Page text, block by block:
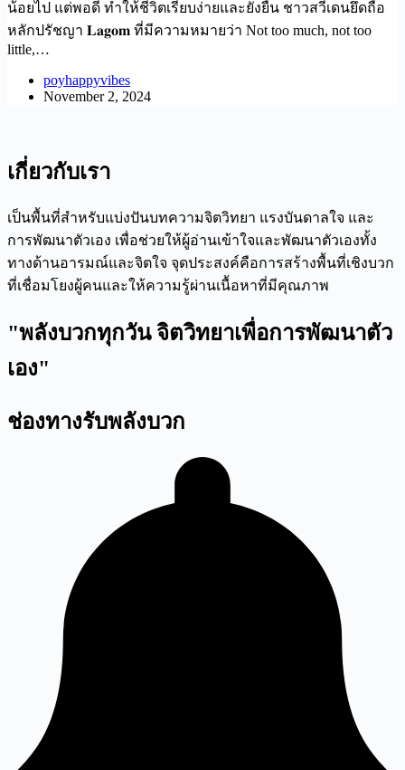
น้อยไป แต่พอดี ทำให้ชีวิตเรียบง่ายและยั่งยืน ชาวสวีเดนยึดถือ
หลักปรัชญา 𝐋𝐚𝐠𝐨𝐦 ที่มีความหมายว่า Not too much, not too
little,…
poyhappyvibes
November 2, 2024
เกี่ยวกับเรา
เป็นพื้นที่สำหรับแบ่งปันบทความจิตวิทยา แรงบันดาลใจ และ
การพัฒนาตัวเอง เพื่อช่วยให้ผู้อ่านเข้าใจและพัฒนาตัวเองทั้ง
ทางด้านอารมณ์และจิตใจ จุดประสงค์คือการสร้างพื้นที่เชิงบวก
ที่เชื่อมโยงผู้คนและให้ความรู้ผ่านเนื้อหาที่มีคุณภาพ
"พลังบวกทุกวัน จิตวิทยาเพื่อการพัฒนาตัว
เอง"
ช่องทางรับพลังบวก